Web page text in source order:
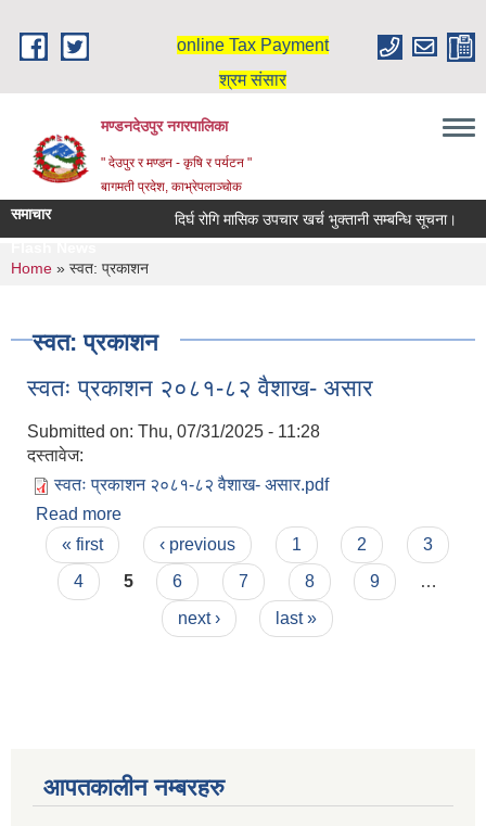
online Tax Payment
श्रम संसार
मण्डनदेउपुर नगरपालिका
" देउपुर र मण्डन - कृषि र पर्यटन "
बागमती प्रदेश, काभ्रेपलाञ्चोक
समाचार
दिर्घ रोगि मासिक उपचार खर्च भुक्तानी सम्बन्धि सूचना।
You are here
Home » स्वत: प्रकाशन
स्वत: प्रकाशन
स्वतः प्रकाशन २०८१-८२ वैशाख- असार
Submitted on: Thu, 07/31/2025 - 11:28
दस्तावेज:
स्वतः प्रकाशन २०८१-८२ वैशाख- असार.pdf
Read more
Pages
« first ‹ previous 1 2
3
4
5 6 7 8 9
…
next ›
last »
आपतकालीन नम्बरहरु